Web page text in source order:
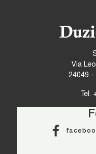
Via
24049 -
Tel.